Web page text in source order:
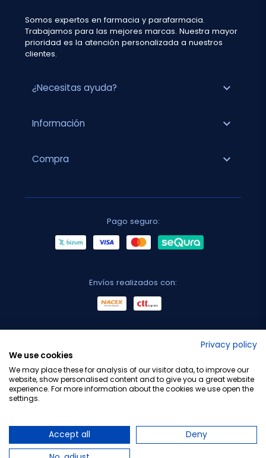
Somos expertos en farmacia y parafarmacia.
Trabajamos para las mejores marcas. Nuestra mayor
prioridad es la atención personalizada a nuestros
clientes.
¿Necesitas ayuda? expand_more
Información expand_more
Compra expand_more
Pago seguro:
Envíos realizados con:
Privacy policy
We use cookies
We may place these for analysis of our visitor data, to improve our
website, show personalised content and to give you a great website
experience. For more information about the cookies we use open the
settings.
Accept all
Deny